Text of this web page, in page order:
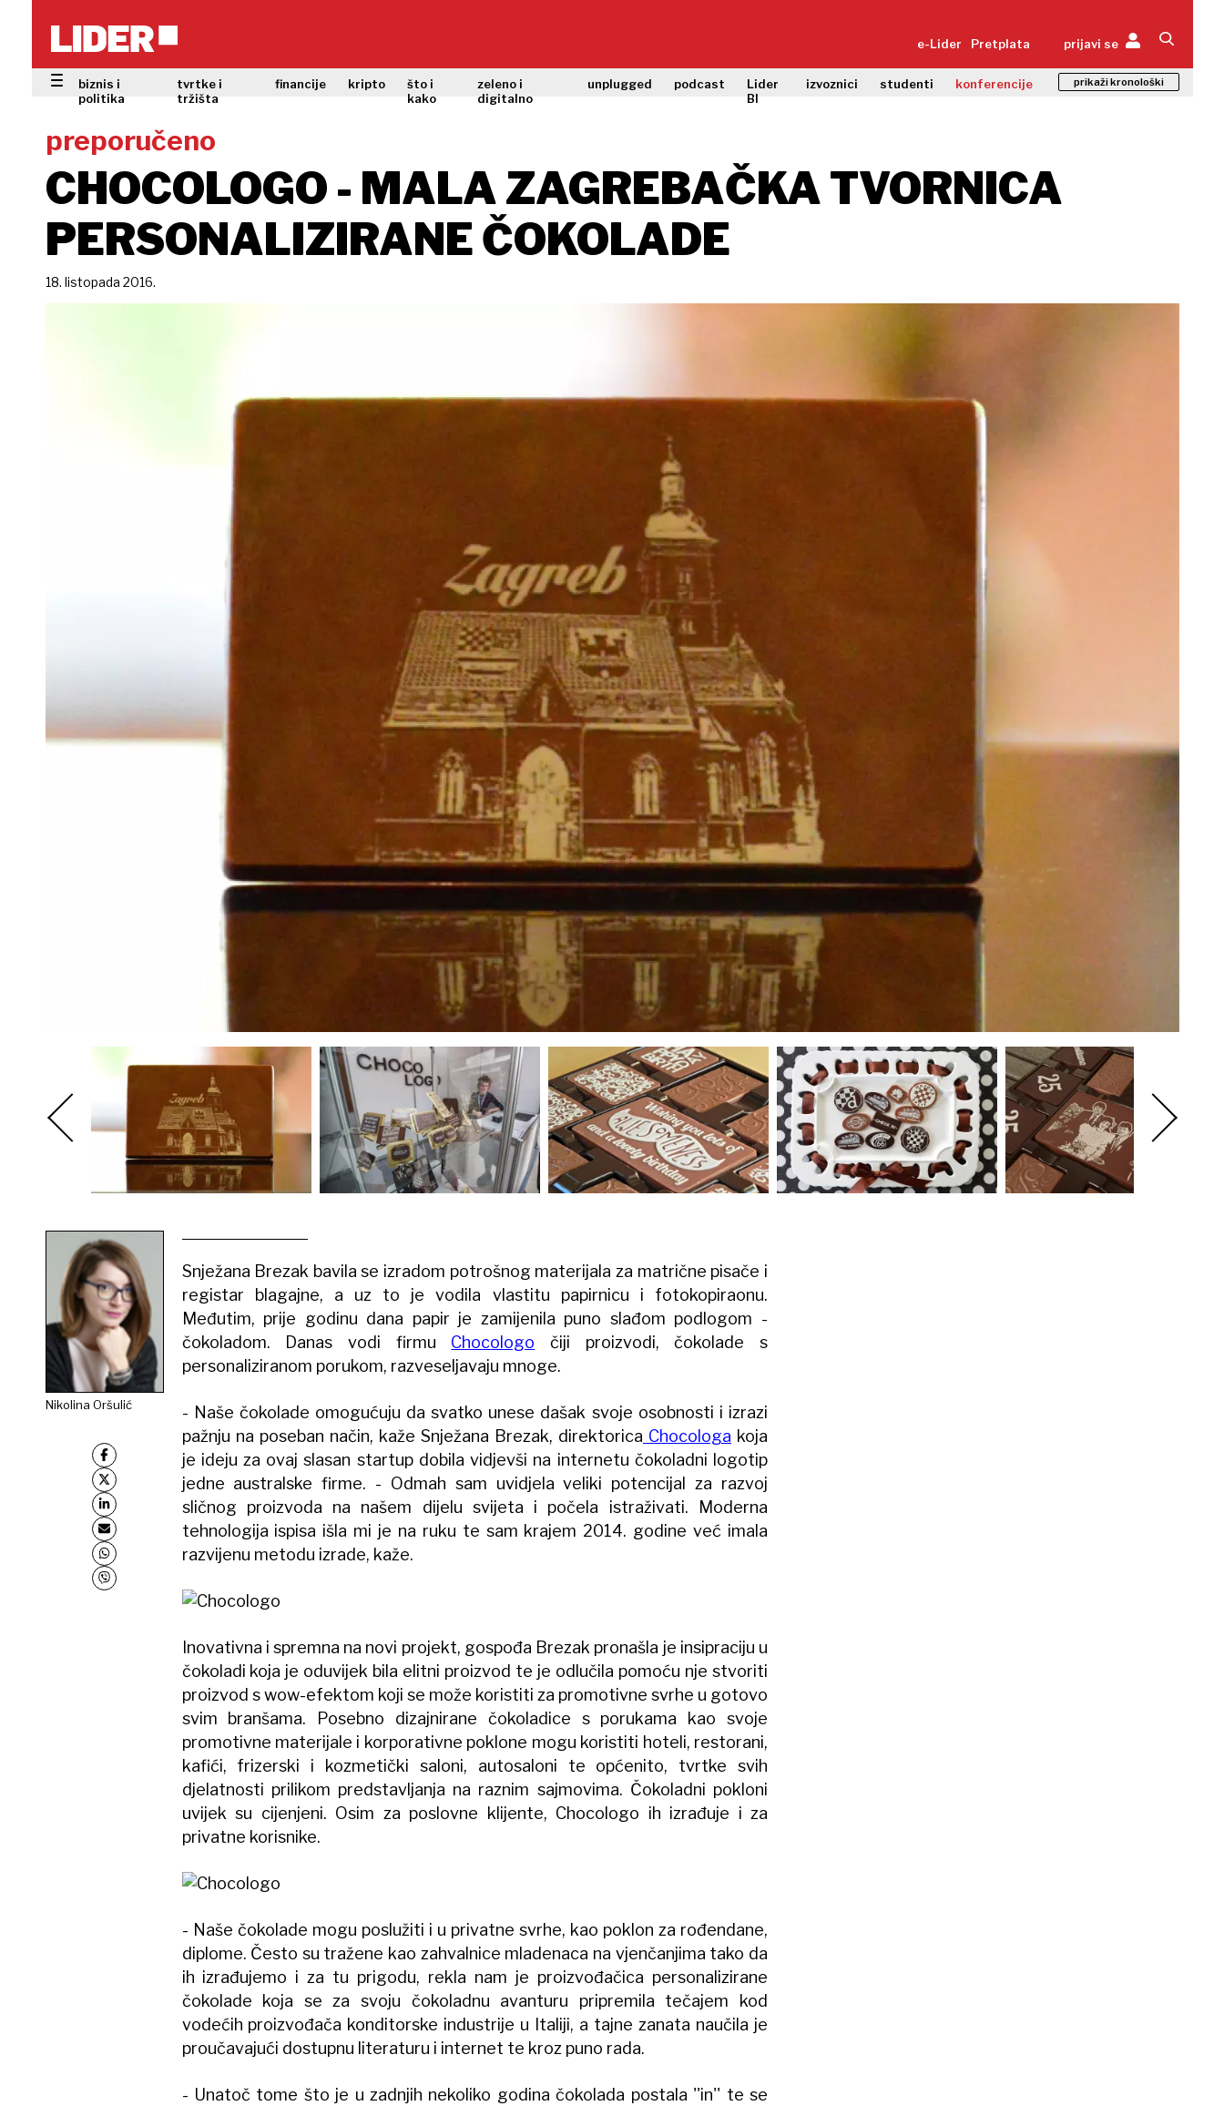
e-Lider Pretplata prijavi se
biznis i
politika
tvrtke i
tržišta
financije kripto
što i
kako
zeleno i
digitalno
unplugged podcast
Lider
BI
izvoznici studenti konferencije prikaži kronološki
preporučeno
CHOCOLOGO - MALA ZAGREBAČKA TVORNICA
PERSONALIZIRANE ČOKOLADE
18. listopada 2016.
Nikolina Oršulić
Snježana Brezak bavila se izradom potrošnog materijala za matrične pisače i
registar blagajne, a uz to je vodila vlastitu papirnicu i fotokopiraonu.
Međutim, prije godinu dana papir je zamijenila puno slađom podlogom -
čokoladom. Danas vodi firmu Chocologo čiji proizvodi, čokolade s
personaliziranom porukom, razveseljavaju mnoge.
- Naše čokolade omogućuju da svatko unese dašak svoje osobnosti i izrazi
pažnju na poseban način, kaže Snježana Brezak, direktorica Chocologa koja
je ideju za ovaj slasan startup dobila vidjevši na internetu čokoladni logotip
jedne australske firme. - Odmah sam uvidjela veliki potencijal za razvoj
sličnog proizvoda na našem dijelu svijeta i počela istraživati. Moderna
tehnologija ispisa išla mi je na ruku te sam krajem 2014. godine već imala
razvijenu metodu izrade, kaže.
Inovativna i spremna na novi projekt, gospođa Brezak pronašla je insipraciju u
čokoladi koja je oduvijek bila elitni proizvod te je odlučila pomoću nje stvoriti
proizvod s wow-efektom koji se može koristiti za promotivne svrhe u gotovo
svim branšama. Posebno dizajnirane čokoladice s porukama kao svoje
promotivne materijale i korporativne poklone mogu koristiti hoteli, restorani,
kafići, frizerski i kozmetički saloni, autosaloni te općenito, tvrtke svih
djelatnosti prilikom predstavljanja na raznim sajmovima. Čokoladni pokloni
uvijek su cijenjeni. Osim za poslovne klijente, Chocologo ih izrađuje i za
privatne korisnike.
- Naše čokolade mogu poslužiti i u privatne svrhe, kao poklon za rođendane,
diplome. Često su tražene kao zahvalnice mladenaca na vjenčanjima tako da
ih izrađujemo i za tu prigodu, rekla nam je proizvođačica personalizirane
čokolade koja se za svoju čokoladnu avanturu pripremila tečajem kod
vodećih proizvođača konditorske industrije u Italiji, a tajne zanata naučila je
proučavajući dostupnu literaturu i internet te kroz puno rada.
- Unatoč tome što je u zadnjih nekoliko godina čokolada postala ''in'' te se